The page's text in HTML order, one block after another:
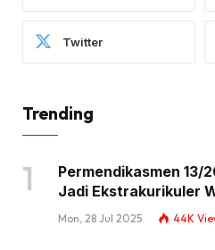
Twitter
Trending
Permendikasmen 13/
Jadi Ekstrakurikuler
Mon, 28 Jul 2025 44K